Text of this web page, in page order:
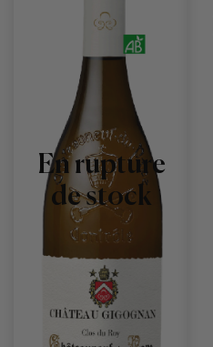
En rupture
de stock